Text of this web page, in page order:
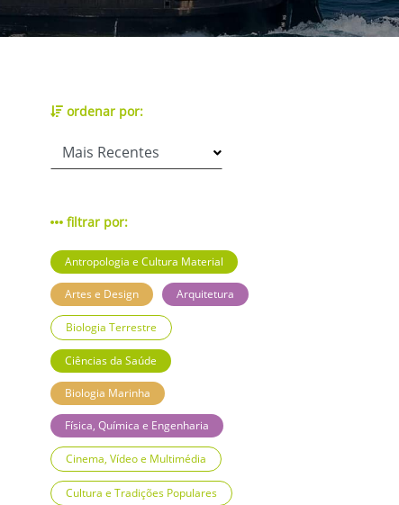
ordenar por:
filtrar por:
Antropologia e Cultura Material
Artes e Design Arquitetura
Biologia Terrestre
Ciências da Saúde
Biologia Marinha
Física, Química e Engenharia
Cinema, Vídeo e Multimédia
Cultura e Tradições Populares